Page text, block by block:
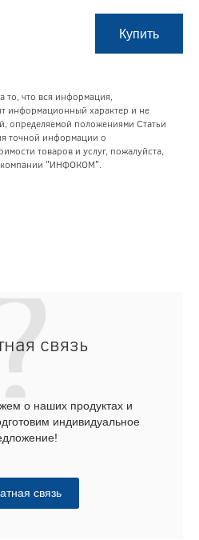
Купить
что вся информация,
информационный характер и не
определяемой положениями Статьи
точной информации о
товаров и услуг, пожалуйста,
компании "ИНФОКОМ".
связь
о наших продуктах и
индивидуальное
связь